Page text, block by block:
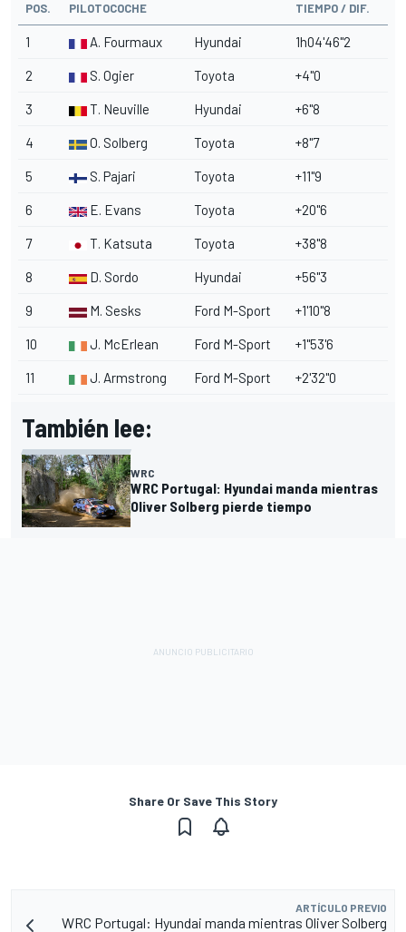
POS. PILOTOCOCHE TIEMPO / DIF.
1 A. Fourmaux Hyundai 1h04'46"2
2 S. Ogier Toyota +4"0
3 T. Neuville Hyundai +6"8
4 O. Solberg Toyota +8"7
5 S. Pajari Toyota +11"9
6 E. Evans Toyota +20"6
7 T. Katsuta Toyota +38"8
8 D. Sordo Hyundai +56"3
9 M. Sesks Ford M-Sport +1'10"8
10 J. McErlean Ford M-Sport +1"53'6
11 J. Armstrong Ford M-Sport +2'32"0
También lee:
WRC
WRC Portugal: Hyundai manda mientras
Oliver Solberg pierde tiempo
Share Or Save This Story
ARTÍCULO PREVIO
WRC Portugal: Hyundai manda mientras Oliver Solberg